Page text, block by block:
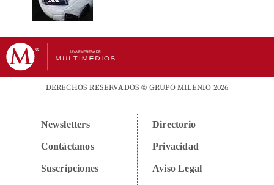
DERECHOS RESERVADOS © GRUPO MILENIO 2026
Newsletters
Contáctanos
Suscripciones
Directorio
Privacidad
Aviso Legal